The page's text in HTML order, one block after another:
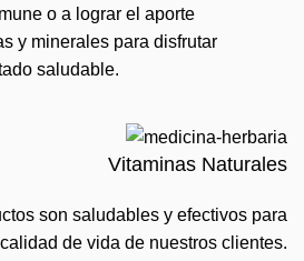
o a lograr el aporte
y minerales para disfrutar
saludable.
Vitaminas Naturales
son saludables y efectivos para
de vida de nuestros clientes.